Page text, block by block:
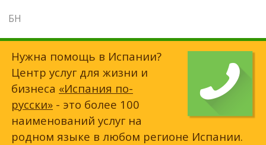
БН
Нужна помощь в Испании?
Центр услуг для жизни и
бизнеса «Испания по-
русски» - это более 100
наименований услуг на
родном языке в любом регионе Испании.